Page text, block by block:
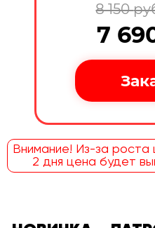
8 150
7
Внимание! Из-за роста
2 дня цена будет